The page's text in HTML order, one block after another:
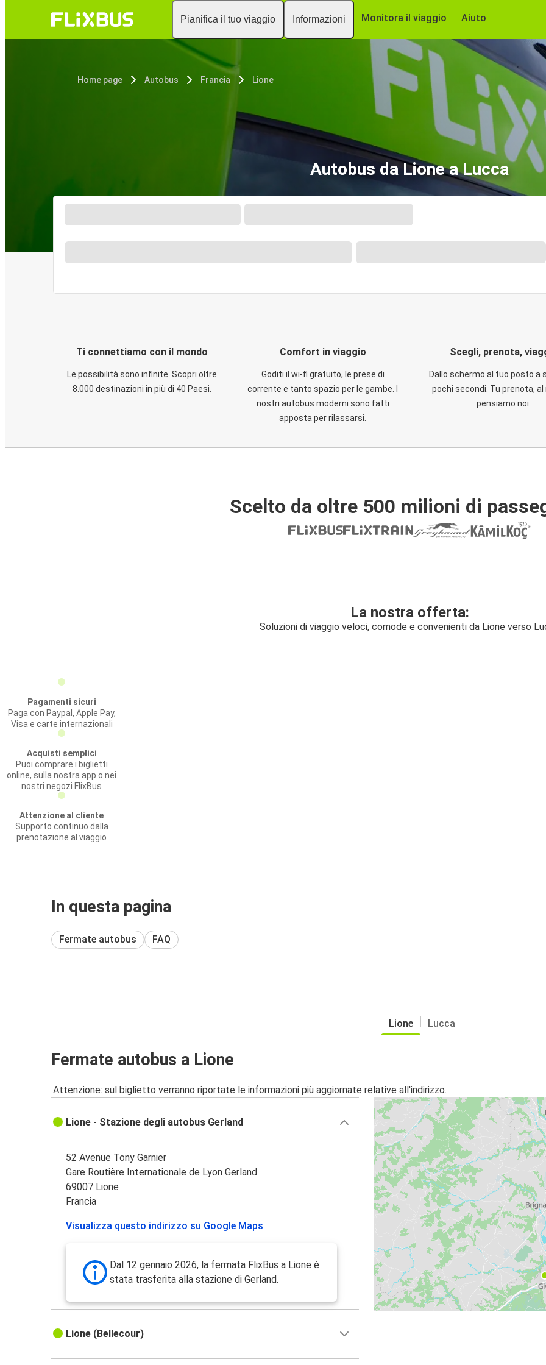
Pianifica il tuo viaggio Informazioni Monitora il viaggio Aiuto
Home page Autobus Francia Lione
Autobus da Lione a Lucca
Ti connettiamo con il mondo
Le possibilità sono infinite. Scopri oltre
8.000 destinazioni in più di 40 Paesi.
Comfort in viaggio
Goditi il wi-fi gratuito, le prese di
corrente e tanto spazio per le gambe. I
nostri autobus moderni sono fatti
apposta per rilassarsi.
Scegli, prenota,
Dallo schermo al tuo posto a
pochi secondi. Tu prenota,
pensiamo noi.
Scelto da oltre 500 milioni di
La nostra offerta:
Soluzioni di viaggio veloci, comode e convenienti da Lione verso
Pagamenti sicuri
Paga con Paypal, Apple Pay,
Visa e carte internazionali
Acquisti semplici
Puoi comprare i biglietti
online, sulla nostra app o nei
nostri negozi FlixBus
Attenzione al cliente
Supporto continuo dalla
prenotazione al viaggio
In questa pagina
Fermate autobus FAQ
Lione Lucca
Fermate autobus a Lione
Attenzione: sul biglietto verranno riportate le informazioni più aggiornate relative all'indirizzo.
Lione - Stazione degli autobus Gerland
52 Avenue Tony Garnier
Gare Routière Internationale de Lyon Gerland
69007 Lione
Francia
Visualizza questo indirizzo su Google Maps
Dal 12 gennaio 2026, la fermata FlixBus a Lione è
stata trasferita alla stazione di Gerland.
Lione (Bellecour)